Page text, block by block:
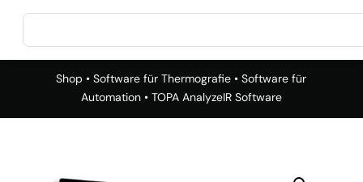
Shop •Software für Thermografie •Software für
Automation• TOPA AnalyzeIR Software